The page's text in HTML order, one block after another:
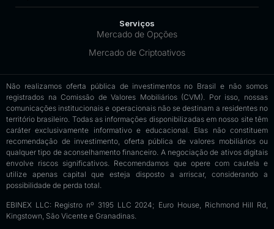
Serviços
Mercado de Opções
Mercado de Criptoativos
Não realizamos oferta pública de investimentos no Brasil e não somos
registrados na Comissão de Valores Mobiliários (CVM). Por isso, nossas
comunicações institucionais e operacionais não se destinam a residentes no
território brasileiro. Todas as informações disponibilizadas em nosso site têm
caráter exclusivamente informativo e educacional. Elas não constituem
recomendação de investimento, oferta pública de valores mobiliários ou
qualquer tipo de aconselhamento financeiro. A negociação de ativos digitais
envolve riscos significativos. Recomendamos que opere com cautela e
utilize apenas capital que esteja disposto a arriscar, considerando a
possibilidade de perda total.
EBINEX LLC: Registro nº 3195 LLC 2024; Euro House, Richmond Hill Rd,
Kingstown, São Vicente e Granadinas.